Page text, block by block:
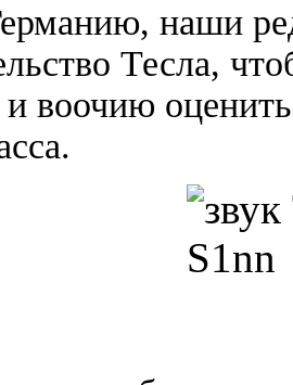
наши
Тесла,
воочию